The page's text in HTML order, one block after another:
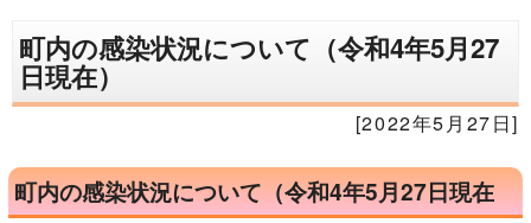
町内の感染状況について（令和4年5月27
日現在）
[2022年5月27日]
町内の感染状況について（令和4年5月27日現在